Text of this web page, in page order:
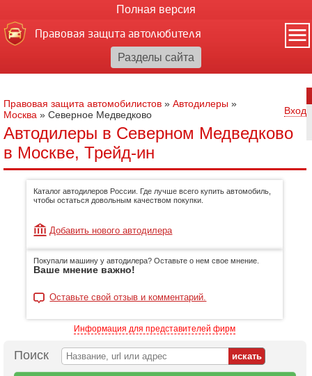
Полная версия
Правовая защита автолюбителя
Правовая защита автомобилистов » Автодилеры »
Москва » Северное Медведково Вход
Автодилеры в Северном Медведково
в Москве, Трейд-ин
Каталог автодилеров России. Где лучше всего купить автомобиль,
чтобы остаться довольным качеством покупки.
Добавить нового автодилера
Покупали машину у автодилера? Оставьте о нем свое мнение.
Ваше мнение важно!
Оставьте свой отзыв и комментарий.
Информация для представителей фирм
Поиск